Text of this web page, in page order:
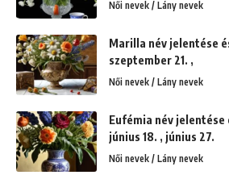
Női nevek / Lány nevek
Marilla név jelentése
szeptember 21. ,
Női nevek / Lány nevek
Eufémia név jelentése
június 18. , június 27.
Női nevek / Lány nevek